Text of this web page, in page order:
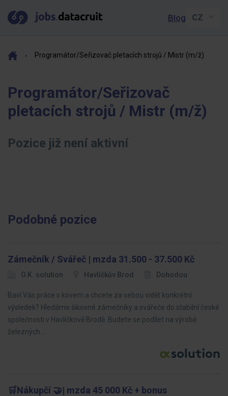
Blog
Programátor/Seřizovač pletacích strojů / Mistr (m/ž)
Programátor/Seřizovač
pletacích strojů / Mistr (m/ž)
Pozice již není aktivní
Podobné pozice
Zámečník / Svářeč | mzda 31.500 - 37.500 Kč
O.K. solution Havlíčkův Brod Dohodou
Baví Vás práce s kovem a chcete za sebou vidět konkrétní
výsledek? Hledáme šikovné zámečníky a svářeče do stabilní české
společnosti v Havlíčkově Brodě. Budete se podílet na výrobě
železných…
🛒Nákupčí 🤝| mzda 45 000 Kč + bonus